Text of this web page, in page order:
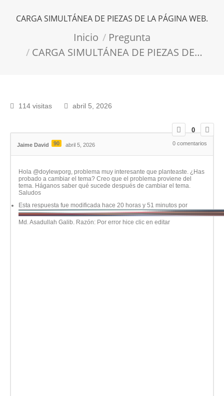
CARGA SIMULTÁNEA DE PIEZAS DE LA PÁGINA WEB.
Inicio
Pregunta
CARGA SIMULTÁNEA DE PIEZAS DE…
114 visitas abril 5, 2026
0
Jaime David 90 abril 5, 2026 0 comentarios
Hola @doylewporg, problema muy interesante que planteaste. ¿Has
probado a cambiar el tema? Creo que el problema proviene del
tema. Háganos saber qué sucede después de cambiar el tema.
Saludos
Esta respuesta fue modificada hace 20 horas y 51 minutos por
Md. Asadullah Galib. Razón: Por error hice clic en editar